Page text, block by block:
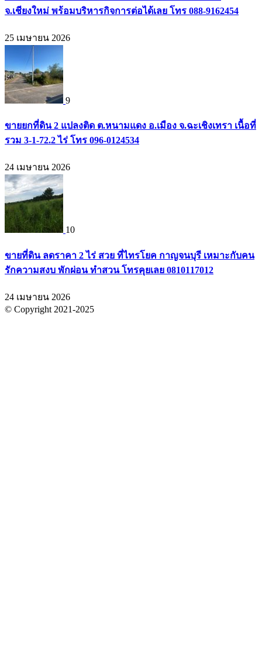
จ.เชียงใหม่ พร้อมบริหารกิจการต่อได้เลย โทร 088-9162454
25 เมษายน 2026
9
ขายยกที่ดิน 2 แปลงติด ต.หนามแดง อ.เมือง จ.ฉะเชิงเทรา เนื้อที่
รวม 3-1-72.2 ไร่ โทร 096-0124534
24 เมษายน 2026
10
ขายที่ดิน ลดราคา 2 ไร่ สวย ที่ไทรโยค กาญจนบุรี เหมาะกับคน
รักความสงบ พักผ่อน ทำสวน โทรคุยเลย 0810117012
24 เมษายน 2026
© Copyright 2021-2025